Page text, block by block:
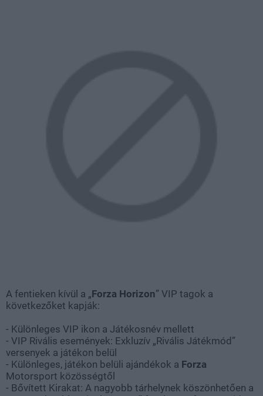
A fentieken kívül a „Forza Horizon” VIP tagok a
következőket kapják:
- Különleges VIP ikon a Játékosnév mellett
- VIP Rivális események: Exkluzív „Rivális Játékmód”
versenyek a játékon belül
- Különleges, játékon belüli ajándékok a Forza
Motorsport közösségtől
- Bővített Kirakat: A nagyobb tárhelynek köszönhetően a